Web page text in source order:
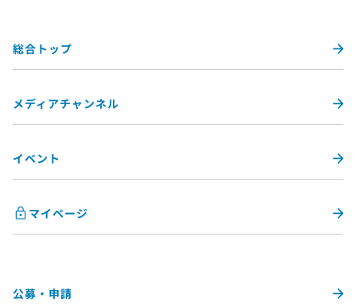
総合トップ
メディアチャンネル
イベント
マイページ
公募・申請